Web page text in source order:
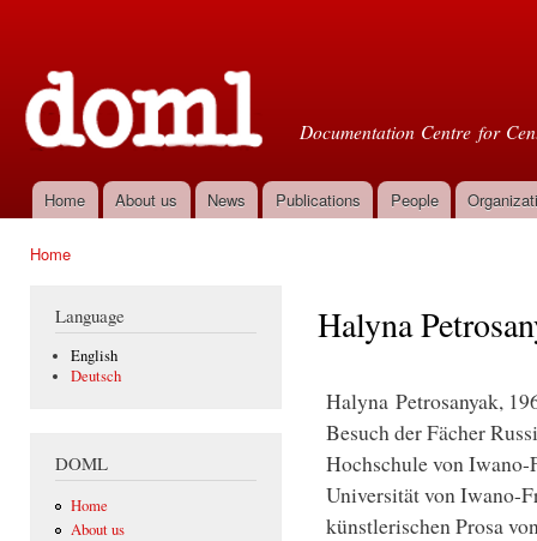
Documentation Centre for
Main menu
Home About us News Publications People
Home
Language
English
Deutsch
DOML
Home
About us
Halyna
Halyna Petrosanyak,
Besuch der Fächer
Hochschule von
Universität von Iwano-
künstlerischen Prosa